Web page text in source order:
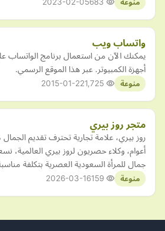
منوعة 2023-02-05
واتساب ويب
يمكنك الآن من استعمال برنامج
أجهزة الكمبيوتر. عبر هذا الموقع الرسمي.
منوعة 2015-01-22
متجر روز بيري
روز بيري، علامة تجارية تحترف تقديم
أعوام، وكلاء حصريون لروز بيري العالمية،
جمال للمرأة السعودية العصرية بتكلفة
منوعة 2026-03-16